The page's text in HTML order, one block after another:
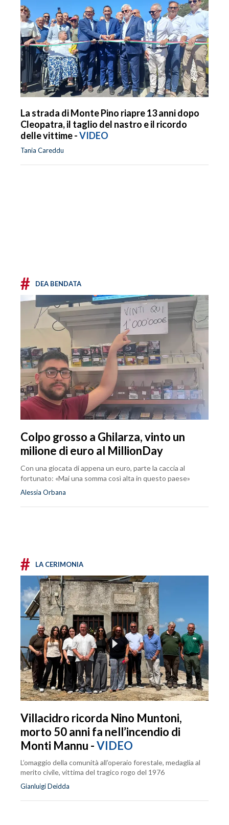
La strada di Monte Pino riapre 13 anni dopo
Cleopatra, il taglio del nastro e il ricordo
delle vittime -VIDEO
Tania Careddu
# DEA BENDATA
Colpo grosso a Ghilarza, vinto un
milione di euro al MillionDay
Con una giocata di appena un euro, parte la caccia al
fortunato: «Mai una somma così alta in questo paese»
Alessia Orbana
# LA CERIMONIA
Villacidro ricorda Nino Muntoni,
morto 50 anni fa nell’incendio di
Monti Mannu -VIDEO
L’omaggio della comunità all’operaio forestale, medaglia al
merito civile, vittima del tragico rogo del 1976
Gianluigi Deidda